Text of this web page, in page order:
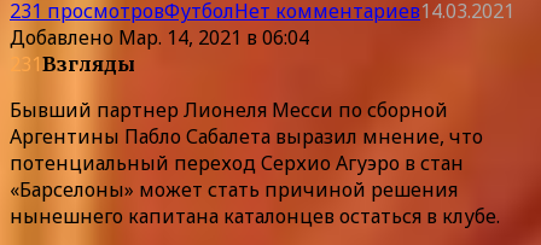
231 просмотровФутболНет комментариев14.03.2021
Добавлено Мар. 14, 2021 в 06:04
231Взгляды
Бывший партнер Лионеля Месси по сборной
Аргентины Пабло Сабалета выразил мнение, что
потенциальный переход Серхио Агуэро в стан
«Барселоны» может стать причиной решения
нынешнего капитана каталонцев остаться в клубе.